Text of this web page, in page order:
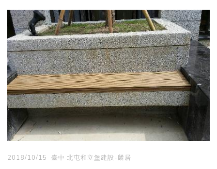
2018/10/15 臺中 北屯和立堡建設-麟居